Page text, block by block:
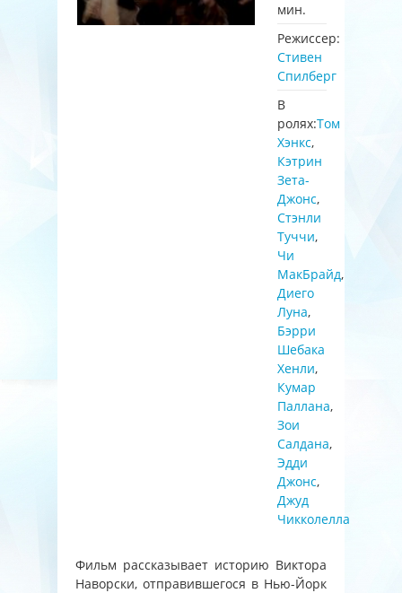
мин.
Режиссер:
Стивен
Спилберг
В
ролях:Том
Хэнкс,
Кэтрин
Зета-
Джонс,
Стэнли
Туччи,
Чи
МакБрайд,
Диего
Луна,
Бэрри
Шебака
Хенли,
Кумар
Паллана,
Зои
Салдана,
Эдди
Джонс,
Джуд
Чикколелла
Фильм рассказывает историю Виктора
Наворски, отправившегося в Нью-Йорк